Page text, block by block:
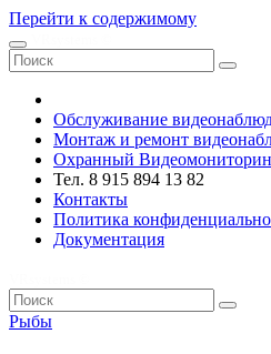
Перейти к содержимому
Обслуживание
Монтаж и ремонт
Охранный
Тел. 8 915 894 13 82
Контакты
Политика
Документация
Рыбы